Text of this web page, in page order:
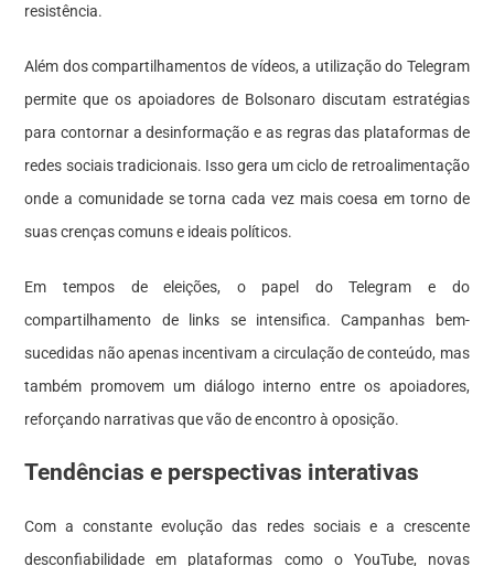
resistência.
Além dos compartilhamentos de vídeos, a utilização do Telegram
permite que os apoiadores de Bolsonaro discutam estratégias
para contornar a desinformação e as regras das plataformas de
redes sociais tradicionais. Isso gera um ciclo de retroalimentação
onde a comunidade se torna cada vez mais coesa em torno de
suas crenças comuns e ideais políticos.
Em tempos de eleições, o papel do Telegram e do
compartilhamento de links se intensifica. Campanhas bem-
sucedidas não apenas incentivam a circulação de conteúdo, mas
também promovem um diálogo interno entre os apoiadores,
reforçando narrativas que vão de encontro à oposição.
Tendências e perspectivas interativas
Com a constante evolução das redes sociais e a crescente
desconfiabilidade em plataformas como o YouTube, novas